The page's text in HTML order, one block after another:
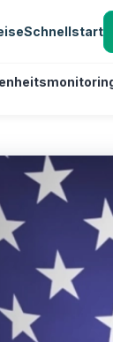
Schnellstart